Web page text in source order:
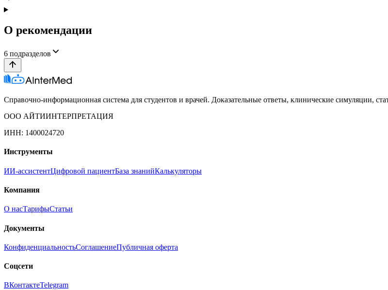
О рекомендации
6 подразделов
Справочно-информационная система для студентов и врачей. Доказательные ответы, клинические симуляции,
ООО АЙТИИНТЕРПРЕТАЦИЯ
ИНН: 1400024720
Инструменты
ИИ-ассистентЦифровой пациентБаза знанийКалькуляторы
Компания
О насТарифыСтатьи
Документы
КонфиденциальностьСоглашениеПубличная оферта
Соцсети
ВКонтактеTelegram